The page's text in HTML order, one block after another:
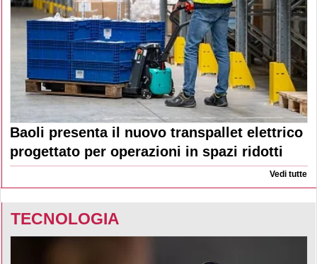
Baoli presenta il nuovo transpallet elettrico
progettato per operazioni in spazi ridotti
Vedi tutte
TECNOLOGIA